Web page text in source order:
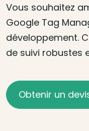
Vous souhaitez
Google Tag
développement.
de suivi robustes
Obtenir un